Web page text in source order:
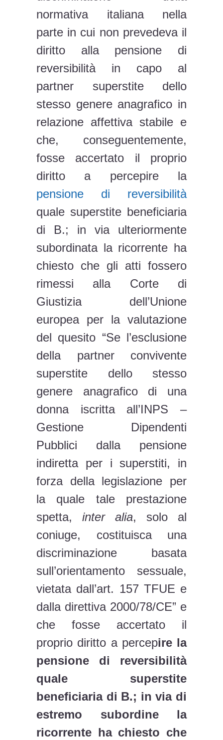
normativa italiana nella
parte in cui non prevedeva il
diritto alla pensione di
reversibilità in capo al
partner superstite dello
stesso genere anagrafico in
relazione affettiva stabile e
che, conseguentemente,
fosse accertato il proprio
diritto a percepire la
pensione di reversibilità
quale superstite beneficiaria
di B.; in via ulteriormente
subordinata la ricorrente ha
chiesto che gli atti fossero
rimessi alla Corte di
Giustizia dell’Unione
europea per la valutazione
del quesito “Se l’esclusione
della partner convivente
superstite dello stesso
genere anagrafico di una
donna iscritta all’INPS –
Gestione Dipendenti
Pubblici dalla pensione
indiretta per i superstiti, in
forza della legislazione per
la quale tale prestazione
spetta,inter alia, solo al
coniuge, costituisca una
discriminazione basata
sull’orientamento sessuale,
vietata dall’art. 157 TFUE e
dalla direttiva 2000/78/CE” e
che fosse accertato il
proprio diritto a percepire la
pensione di reversibilità
quale superstite
beneficiaria di B.; in via di
estremo subordine la
ricorrente ha chiesto che